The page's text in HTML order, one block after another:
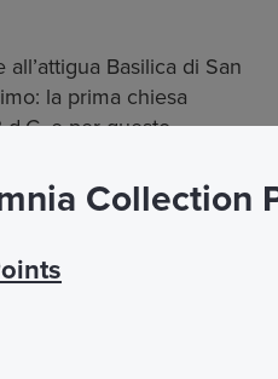
all’attigua Basilica di San
la prima chiesa
d.C. e per questo
esempio raffinato di arte
Basilica di San
pace e
Collection